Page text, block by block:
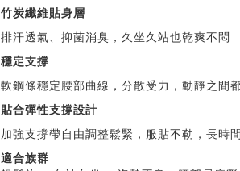
竹炭纖維貼身層
排汗透氣、抑菌消臭，久坐久站也乾爽不悶
穩定支撐
軟鋼條穩定腰部曲線，分散受力，動靜之間
貼合彈性支撐設計
加強支撐帶自由調整鬆緊，服貼不勒，長時
適合族群